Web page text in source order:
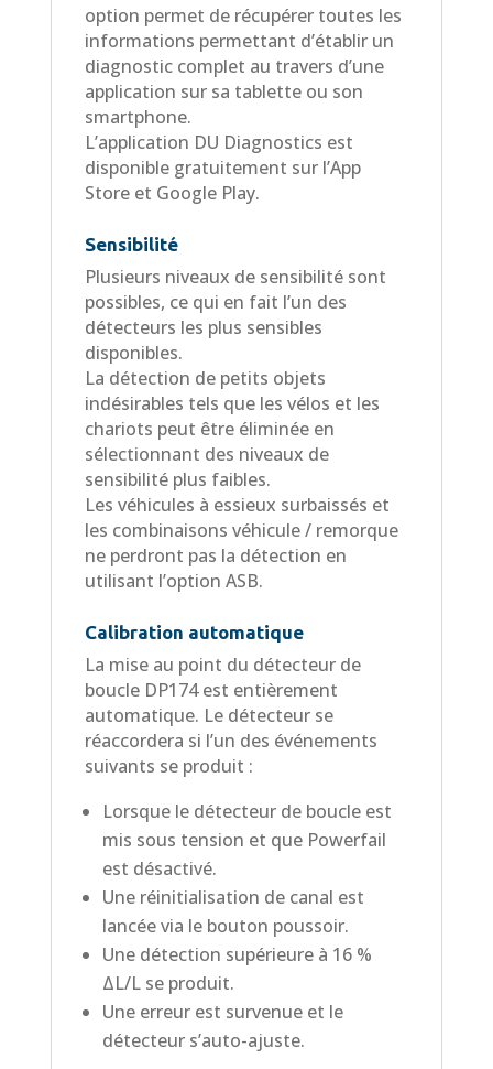
option permet de récupérer toutes les
informations permettant d’établir un
diagnostic complet au travers d’une
application sur sa tablette ou son
smartphone.
L’application DU Diagnostics est
disponible gratuitement sur l’App
Store et Google Play.
Sensibilité
Plusieurs niveaux de sensibilité sont
possibles, ce qui en fait l’un des
détecteurs les plus sensibles
disponibles.
La détection de petits objets
indésirables tels que les vélos et les
chariots peut être éliminée en
sélectionnant des niveaux de
sensibilité plus faibles.
Les véhicules à essieux surbaissés et
les combinaisons véhicule / remorque
ne perdront pas la détection en
utilisant l’option ASB.
Calibration automatique
La mise au point du détecteur de
boucle DP174 est entièrement
automatique. Le détecteur se
réaccordera si l’un des événements
suivants se produit :
Lorsque le détecteur de boucle est
mis sous tension et que Powerfail
est désactivé.
Une réinitialisation de canal est
lancée via le bouton poussoir.
Une détection supérieure à 16 %
ΔL/L se produit.
Une erreur est survenue et le
détecteur s’auto-ajuste.